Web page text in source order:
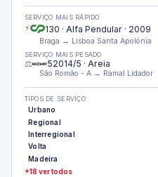
SERVIÇO MAIS RÁPIDO
⚡ 130 · Alfa Pendular · 2009
Braga → Lisboa Santa Apolónia
SERVIÇO MAIS PESADO
⚖️ 52014/5 · Areia
São Romão - A → Ramal Lidador
TIPOS DE SERVIÇO
Urbano
Regional
Interregional
Volta
Madeira
+18 ver todos